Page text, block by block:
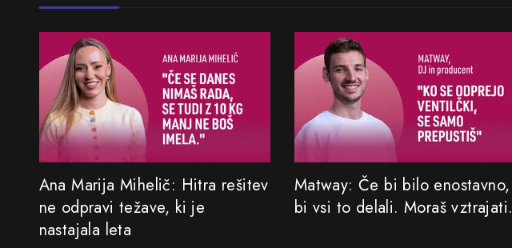
Ana Marija Mihelič: Hitra rešitev
ne odpravi težave, ki je
nastajala leta
Matway: Če bi bilo enostavno,
bi vsi to delali. Moraš vztrajati.